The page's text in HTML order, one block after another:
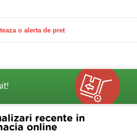
o alerta de pret
recente in
online